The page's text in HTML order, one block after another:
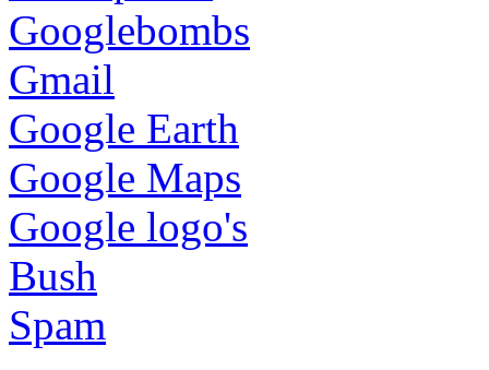
Googlebombs
Gmail
Google Earth
Google Maps
Google logo's
Bush
Spam